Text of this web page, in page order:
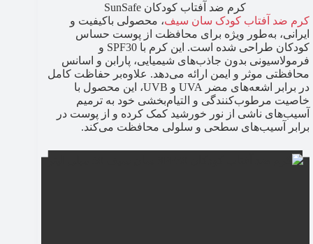
کرم ضد آفتاب کودکان SunSafe
کرم ضد آفتاب کودک سان سیف، محصولی باکیفیت و
ایرانی، به‌طور ویژه برای محافظت از پوست حساس
کودکان طراحی شده است. این کرم با SPF30 و
فرمولاسیونی بدون جاذب‌های شیمیایی، پارابن و اسانس
محافظتی موثر و ایمن ارائه می‌دهد. علاوه‌بر حفاظت کامل
در برابر اشعه‌های مضر UVA و UVB، این محصول با
خاصیت مرطوب‌کنندگی و التیام‌بخشی خود به ترمیم
آسیب‌های ناشی از نور خورشید کمک کرده و از پوست در
برابر آسیب‌های سطحی و سلولی محافظت می‌کند.